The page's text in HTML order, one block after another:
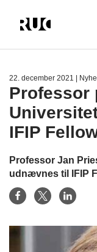
22. december 2021 |
Professor
IFIP
Professor Jan
udnævnes til IFIP